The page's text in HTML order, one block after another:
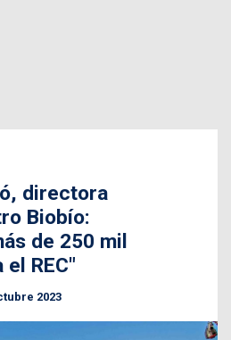
directora
Biobío:
de 250 mil
REC"
2023